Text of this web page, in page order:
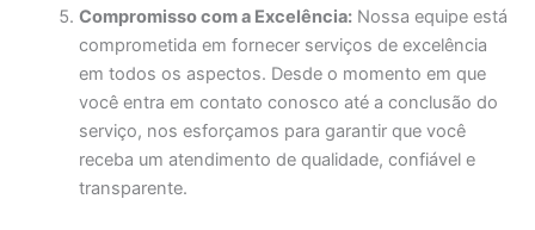
Compromisso com a Excelência: Nossa equipe está
comprometida em fornecer serviços de excelência
em todos os aspectos. Desde o momento em que
você entra em contato conosco até a conclusão do
serviço, nos esforçamos para garantir que você
receba um atendimento de qualidade, confiável e
transparente.